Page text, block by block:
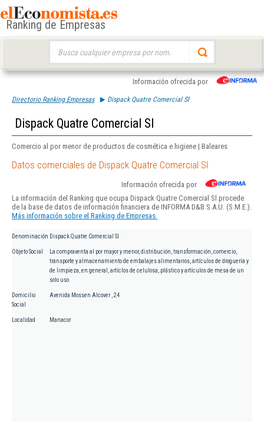
Ranking de Empresas
Información ofrecida por
Directorio Ranking Empresas Dispack Quatre Comercial Sl
Dispack Quatre Comercial Sl
Comercio al por menor de productos de cosmética e higiene | Baleares
Datos comerciales de Dispack Quatre Comercial Sl
Información ofrecida por
La información del Ranking que ocupa Dispack Quatre Comercial Sl procede
de la base de datos de información financiera de INFORMA D&B S.A.U. (S.M.E.).
Más información sobre el Ranking de Empresas.
Denominación Dispack Quatre Comercial Sl
Objeto Social
La compraventa al por mayor y menor, distribución, transformación, comercio,
transporte y almacenamiento de embalajes alimentarios, artículos de droguería y
de limpieza, en general, artíclos de celulosa, plástico y artículos de mesa de un
solo uso
Domicilio
Social
Avenida Mossen Alcover , 24
Localidad Manacor